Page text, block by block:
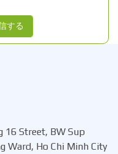
する
16 Street, BW Sup
Ward, Ho Chi Minh City